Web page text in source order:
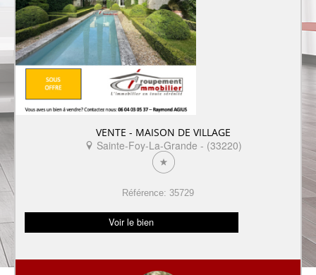
VENTE - MAISON DE VILLAGE
Sainte-Foy-La-Grande - (33220)
Référence: 35729
Voir le bien